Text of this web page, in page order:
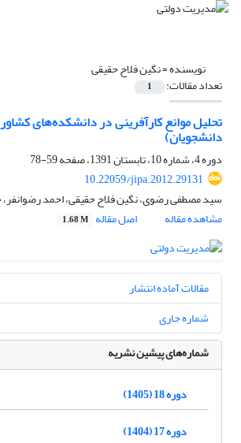
نویسنده =نگین فلاح حقیقی
تعداد مقالات: 1
تحلیل موانع کارآفرینی در دانشکده‌های
دانشجویان)
دوره 4، شماره 10، تابستان 1391، صفحه
59-78
10.22059/jipa.2012.29131
سید مصطفی رضوی، نگین فلاح حقیقی، احمد رضوانفر،
مشاهده مقاله
اصل مقاله 1.68 M
مقالات آماده انتشار
شماره جاری
شماره‌های پیشین نشریه
دوره 18 (1405)
دوره 17 (1404)